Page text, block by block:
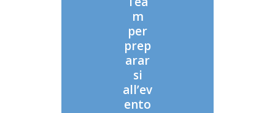
m
per
prep
arar
si
all’ev
ento